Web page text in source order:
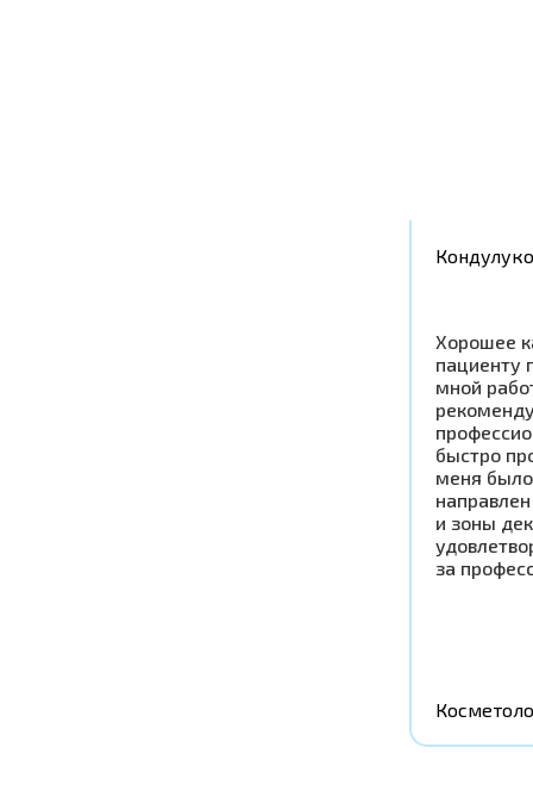
Хорошее
пациенту
мной
быстро
меня
и зоны
за